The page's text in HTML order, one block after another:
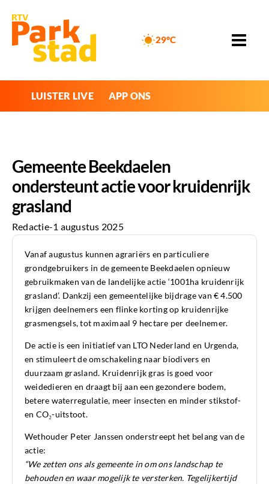
29°C
LUISTER LIVE APP ONS
Gemeente Beekdaelen
ondersteunt actie voor kruidenrijk
grasland
Redactie-1 augustus 2025
Vanaf augustus kunnen agrariërs en particuliere
grondgebruikers in de gemeente Beekdaelen opnieuw
gebruikmaken van de landelijke actie ‘1001ha kruidenrijk
grasland’. Dankzij een gemeentelijke bijdrage van € 4.500
krijgen deelnemers een flinke korting op kruidenrijke
grasmengsels, tot maximaal 9 hectare per deelnemer.
De actie is een initiatief van LTO Nederland en Urgenda,
en stimuleert de omschakeling naar biodivers en
duurzaam grasland. Kruidenrijk gras is goed voor
weidedieren en draagt bij aan een gezondere bodem,
betere waterregulatie, meer insecten en minder stikstof-
en CO₂-uitstoot.
Wethouder Peter Janssen onderstreept het belang van de
actie:
“We zetten ons als gemeente in om ons landschap te
behouden en waar mogelijk te versterken. Tegelijkertijd